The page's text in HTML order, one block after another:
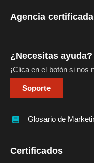
Agencia
¿Necesitas ayuda?
¡Clica en el botón si nos
Soporte
Glosario de
Certificados